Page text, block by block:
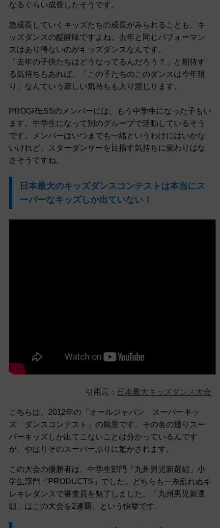
なるぐらい成長したそうです。
急成長していくキッズたちの成長がみられることも、キ
ッズダンスの醍醐味ですよね。去年と同じパフォーマン
スはあり得ないのがキッズダンスなんです。
「去年の子供たちはどうなってるんだろう？」と期待す
る気持ちもあれば、「この子たちのこのダンスは今年限
り」なんていう寂しい気持ちも入り混じります。
PROGRESSのメンバーには、もう中学生になった子もい
ます。中学生になって別のグループで活動しているそう
です。メンバーはいつまでも一緒というわけにはいかな
いけれど、スターダンサーを目指す気持ちに変わりはな
さそうですね。
日本最大のキッズダンスコンテストは本当にス
ーパーなキッズしか出ていない！
引用元： 日本最大キッズダンス大会
こちらは、2012年の「オールジャパン スーパーキッ
ズ ダンスコンテスト」の風景です。その名の通りスー
パーキッズしか出てこないことは分かっているんです
が、やはりそのスーパーぶりに驚かされます。
この大会の優勝者は、中学生部門「九州男児新選組」小
学生部門「PRODUCTS」でした。どちらも一糸乱れぬキ
レキレダンスで審査員を魅了しました。「九州男児新選
組」はこの大会を2連覇、という快挙です。